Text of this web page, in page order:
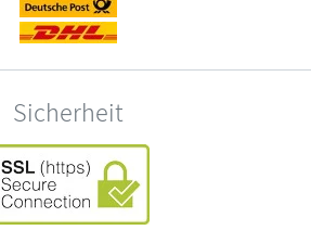
Sicherheit